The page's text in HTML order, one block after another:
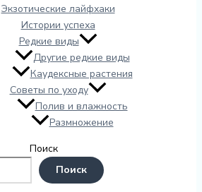
Экзотические лайфхаки
Истории успеха
Редкие виды
Другие редкие виды
Каудексные растения
Советы по уходу
Полив и влажность
Размножение
Поиск
Поиск